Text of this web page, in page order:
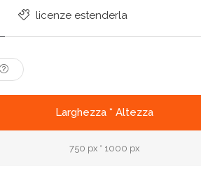
licenze estenderla
Larghezza * Altezza
750 px * 1000 px